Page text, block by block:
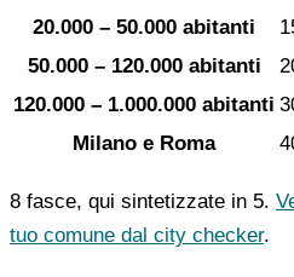
20.000 – 50.000 abitanti
50.000 – 120.000 abitanti
120.000 – 1.000.000 abitanti
Milano e Roma
8 fasce, qui sintetizzate in 5.
tuo comune dal city checker.